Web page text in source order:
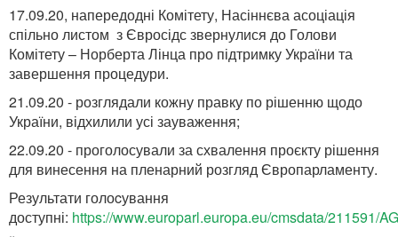
17.09.20, напередодні Комітету, Насіннєва асоціація
спільно листом з Євросідс звернулися до Голови
Комітету – Норберта Лінца про підтримку України та
завершення процедури.
21.09.20 - розглядали кожну правку по рішенню щодо
України, відхилили усі зауваження;
22.09.20 - проголосували за схвалення проєкту рішення
для винесення на пленарний розгляд Європарламенту.
Результати голоcування
доступні: https://www.europarl.europa.eu/cmsdata/211591/